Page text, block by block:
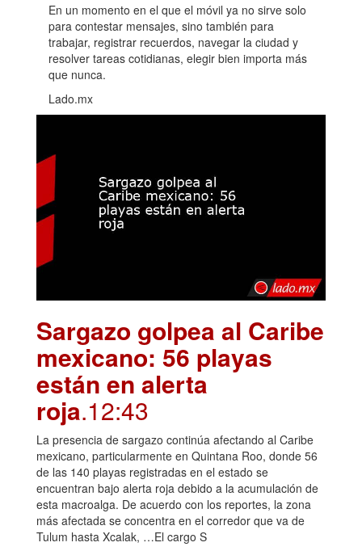
En un momento en el que el móvil ya no sirve solo
para contestar mensajes, sino también para
trabajar, registrar recuerdos, navegar la ciudad y
resolver tareas cotidianas, elegir bien importa más
que nunca.
Lado.mx
Sargazo golpea al Caribe
mexicano: 56 playas
están en alerta
roja.12:43
La presencia de sargazo continúa afectando al Caribe
mexicano, particularmente en Quintana Roo, donde 56
de las 140 playas registradas en el estado se
encuentran bajo alerta roja debido a la acumulación de
esta macroalga. De acuerdo con los reportes, la zona
más afectada se concentra en el corredor que va de
Tulum hasta Xcalak, …El cargo S